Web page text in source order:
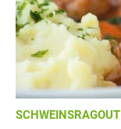
SCHWEINSRAGOUT